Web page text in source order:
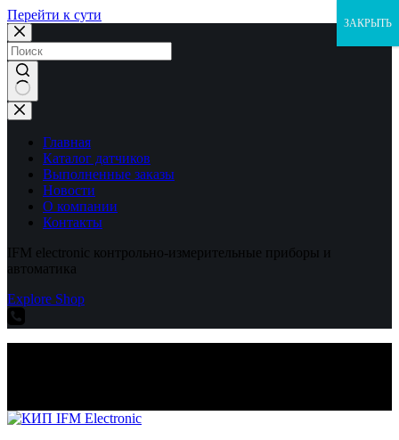
Перейти к сути
Ничего
не
найденоГлавная
Каталог датчиков
Выполненные заказы
Новости
О компании
Контакты
IFM electronic контрольно-измерительные приборы и
автоматика
Explore Shop
ЗАКРЫТЬ